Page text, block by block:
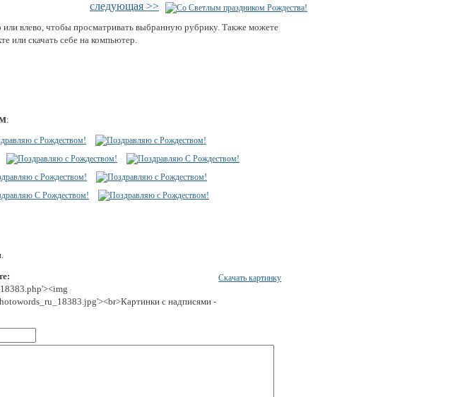
следующая >>
влево, чтобы просматривать выбранную рубрику. Также можете
или скачать себе на компьютер.
:
с надписями -
Скачать картинку